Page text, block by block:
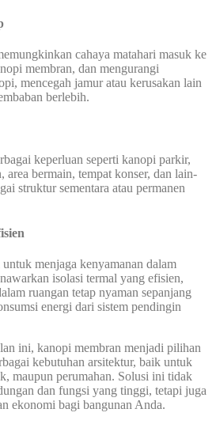
cahaya matahari masuk ke
membran, dan mengurangi
mencegah jamur atau kerusakan lain
berlebih.
keperluan seperti kanopi parkir,
area bermain, tempat konser, dan lain-
struktur sementara atau permanen
menjaga kenyamanan dalam
isolasi termal yang efisien,
ruangan tetap nyaman sepanjang
energi dari sistem pendingin
ini, kanopi membran menjadi pilihan
kebutuhan arsitektur, baik untuk
maupun perumahan. Solusi ini tidak
dan fungsi yang tinggi, tetapi juga
ekonomi bagi bangunan Anda.